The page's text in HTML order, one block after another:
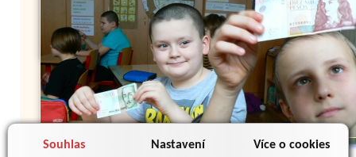
Souhlas Nastavení Více o cookies